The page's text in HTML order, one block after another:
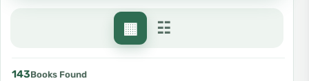
▦ ☷
143Books Found